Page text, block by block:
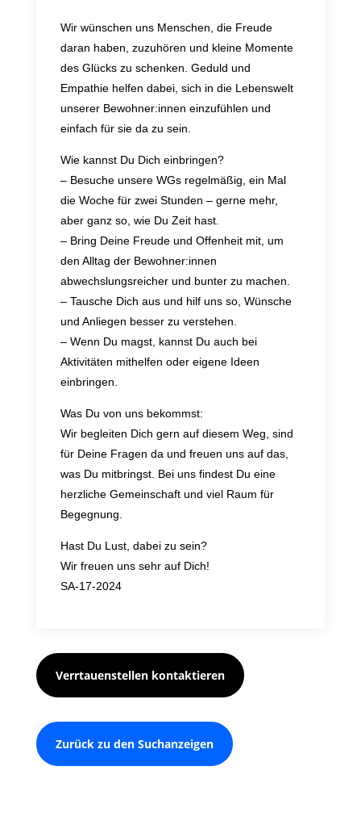
Wir wünschen uns Menschen, die Freude
daran haben, zuzuhören und kleine Momente
des Glücks zu schenken. Geduld und
Empathie helfen dabei, sich in die Lebenswelt
unserer Bewohner:innen einzufühlen und
einfach für sie da zu sein.
Wie kannst Du Dich einbringen?
– Besuche unsere WGs regelmäßig, ein Mal
die Woche für zwei Stunden – gerne mehr,
aber ganz so, wie Du Zeit hast.
– Bring Deine Freude und Offenheit mit, um
den Alltag der Bewohner:innen
abwechslungsreicher und bunter zu machen.
– Tausche Dich aus und hilf uns so, Wünsche
und Anliegen besser zu verstehen.
– Wenn Du magst, kannst Du auch bei
Aktivitäten mithelfen oder eigene Ideen
einbringen.
Was Du von uns bekommst:
Wir begleiten Dich gern auf diesem Weg, sind
für Deine Fragen da und freuen uns auf das,
was Du mitbringst. Bei uns findest Du eine
herzliche Gemeinschaft und viel Raum für
Begegnung.
Hast Du Lust, dabei zu sein?
Wir freuen uns sehr auf Dich!
SA-17-2024
Verrtauenstellen kontaktieren
Zurück zu den Suchanzeigen